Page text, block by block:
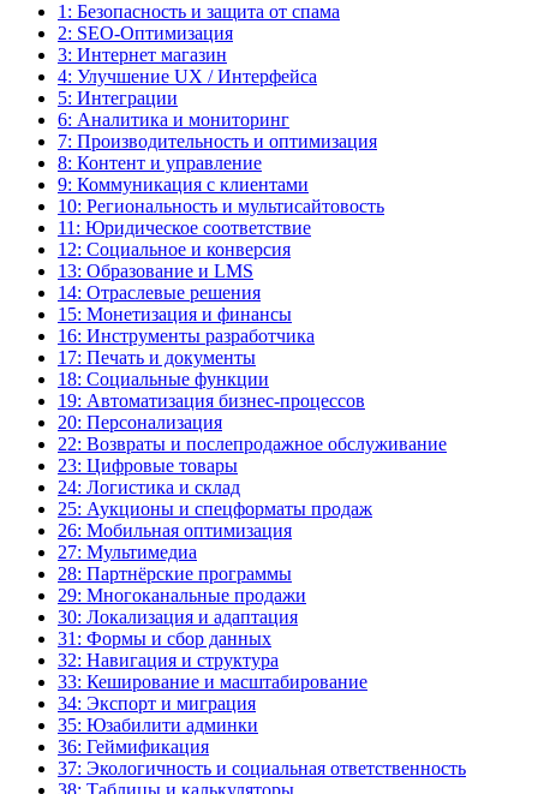
1: Безопасность и защита от спама
2: SEO-Оптимизация
3: Интернет магазин
4: Улучшение UX / Интерфейса
5: Интеграции
6: Аналитика и мониторинг
7: Производительность и оптимизация
8: Контент и управление
9: Коммуникация с клиентами
10: Региональность и мультисайтовость
11: Юридическое соответствие
12: Социальное и конверсия
13: Образование и LMS
14: Отраслевые решения
15: Монетизация и финансы
16: Инструменты разработчика
17: Печать и документы
18: Социальные функции
19: Автоматизация бизнес-процессов
20: Персонализация
22: Возвраты и послепродажное обслуживание
23: Цифровые товары
24: Логистика и склад
25: Аукционы и спецформаты продаж
26: Мобильная оптимизация
27: Мультимедиа
28: Партнёрские программы
29: Многоканальные продажи
30: Локализация и адаптация
31: Формы и сбор данных
32: Навигация и структура
33: Кеширование и масштабирование
34: Экспорт и миграция
35: Юзабилити админки
36: Геймификация
37: Экологичность и социальная ответственность
38: Таблицы и калькуляторы